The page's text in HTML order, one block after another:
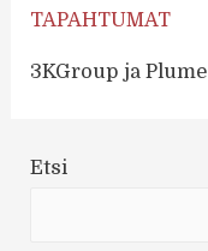
TAPAHTUMAT
3KGroup ja Plume
Etsi